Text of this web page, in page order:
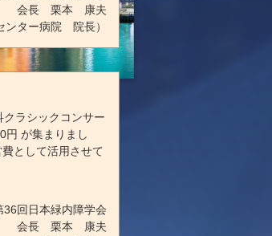
会長 栗本 康夫
ンター病院 院長）
ラシックコンサー
円 が集まりまし
として活用させて
36回日本緑内障学会
会長 栗本 康夫